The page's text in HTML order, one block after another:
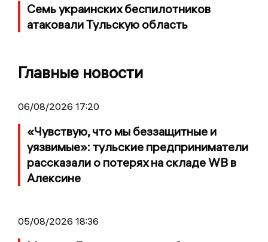
Семь украинских беспилотников
атаковали Тульскую область
Главные новости
06/08/2026 17:20
«Чувствую, что мы беззащитные и
уязвимые»: тульские предприниматели
рассказали о потерях на складе WB в
Алексине
05/08/2026 18:36